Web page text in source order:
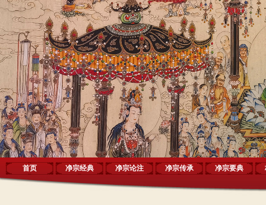
首页 净宗经典 净宗论注 净宗传承 净宗要典